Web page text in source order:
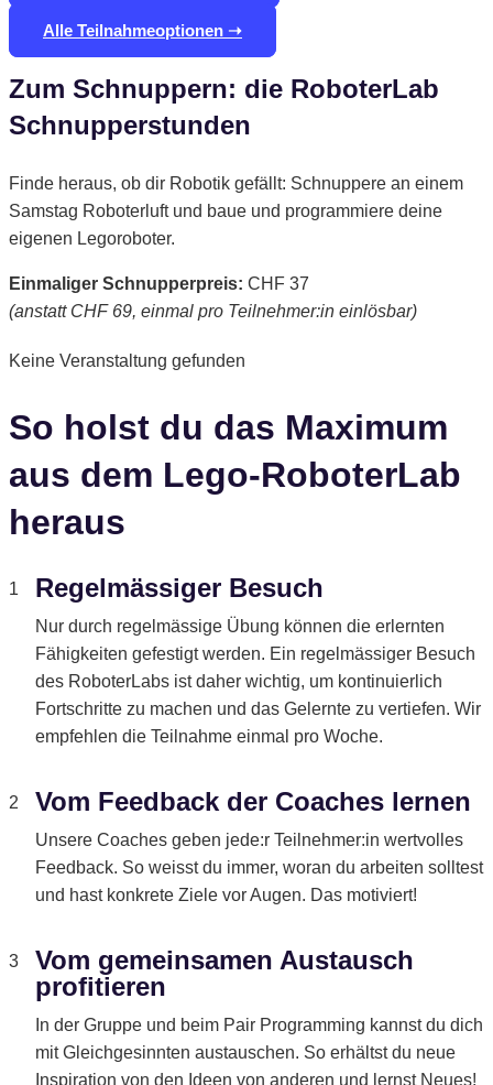
Alle Teilnahmeoptionen ➝
Zum Schnuppern: die RoboterLab
Schnupperstunden
Finde heraus, ob dir Robotik gefällt: Schnuppere an einem
Samstag Roboterluft und baue und programmiere deine
eigenen Legoroboter.
Einmaliger Schnupperpreis: CHF 37
(anstatt CHF 69, einmal pro Teilnehmer:in einlösbar)
Keine Veranstaltung gefunden
So holst du das Maximum
aus dem Lego-RoboterLab
heraus
1 Regelmässiger Besuch
Nur durch regelmässige Übung können die erlernten
Fähigkeiten gefestigt werden. Ein regelmässiger Besuch
des RoboterLabs ist daher wichtig, um kontinuierlich
Fortschritte zu machen und das Gelernte zu vertiefen. Wir
empfehlen die Teilnahme einmal pro Woche.
2 Vom Feedback der Coaches lernen
Unsere Coaches geben jede:r Teilnehmer:in wertvolles
Feedback. So weisst du immer, woran du arbeiten solltest
und hast konkrete Ziele vor Augen. Das motiviert!
3
Vom gemeinsamen Austausch
profitieren
In der Gruppe und beim Pair Programming kannst du dich
mit Gleichgesinnten austauschen. So erhältst du neue
Inspiration von den Ideen von anderen und lernst Neues!